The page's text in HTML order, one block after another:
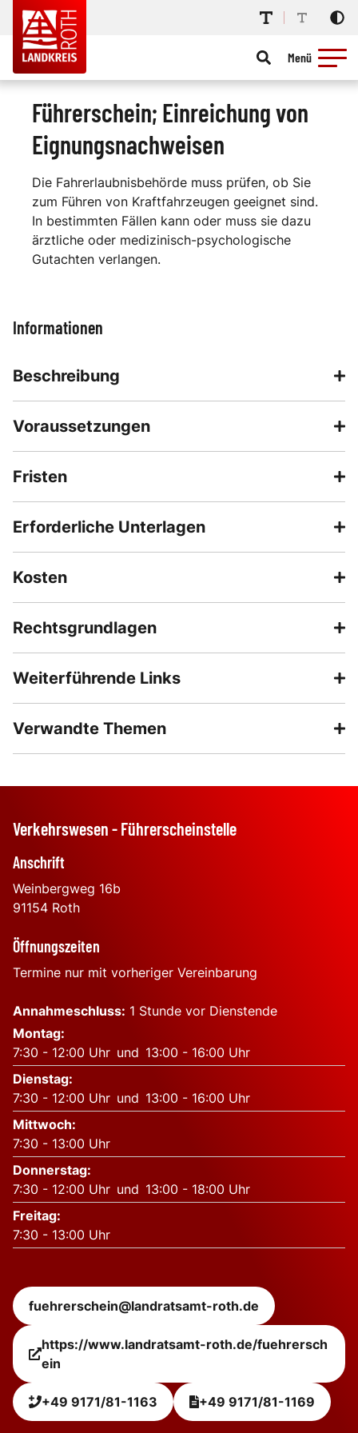
Menü
Führerschein; Einreichung von
Eignungsnachweisen
Die Fahrerlaubnisbehörde muss prüfen, ob Sie
zum Führen von Kraftfahrzeugen geeignet sind.
In bestimmten Fällen kann oder muss sie dazu
ärztliche oder medizinisch-psychologische
Gutachten verlangen.
Informationen
Beschreibung
Voraussetzungen
Fristen
Erforderliche Unterlagen
Kosten
Rechtsgrundlagen
Weiterführende Links
Verwandte Themen
Verkehrswesen - Führerscheinstelle
Anschrift
Weinbergweg 16b
91154 Roth
Öffnungszeiten
Termine nur mit vorheriger Vereinbarung
Annahmeschluss: 1 Stunde vor Dienstende
Montag:
7:30 - 12:00 Uhr und 13:00 - 16:00 Uhr
Dienstag:
7:30 - 12:00 Uhr und 13:00 - 16:00 Uhr
Mittwoch:
7:30 - 13:00 Uhr
Donnerstag:
7:30 - 12:00 Uhr und 13:00 - 18:00 Uhr
Freitag:
7:30 - 13:00 Uhr
fuehrerschein@landratsamt-roth.de
https://www.landratsamt-roth.de/fuehrersch
ein
+49 9171/81-1163 +49 9171/81-1169